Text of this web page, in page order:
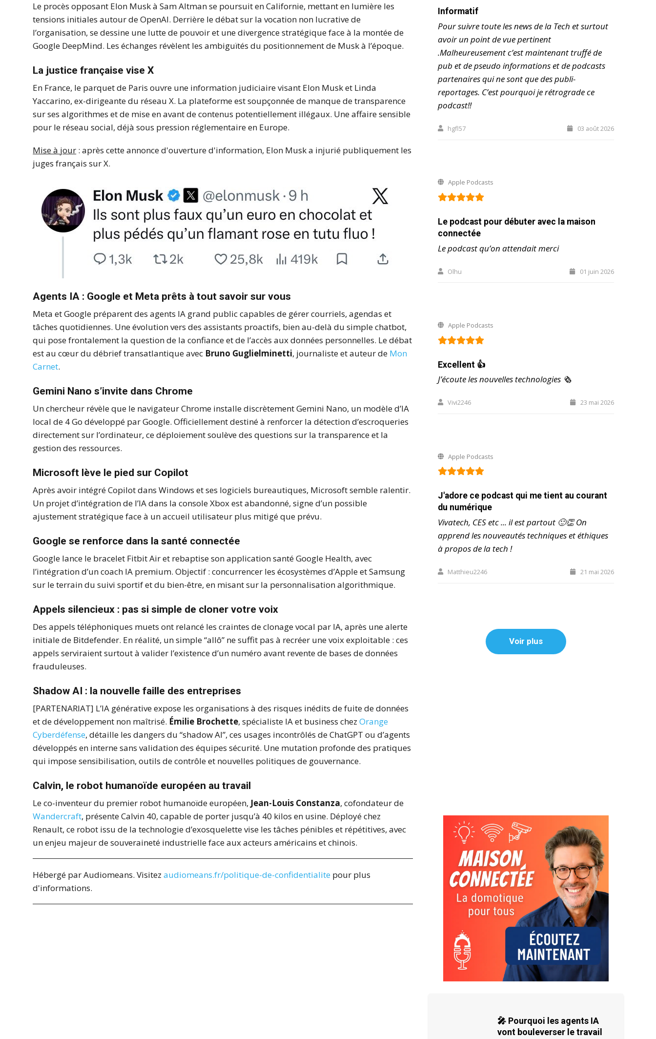
Le procès opposant Elon Musk à Sam Altman se poursuit en Californie, mettant en lumière les
tensions initiales autour de OpenAI. Derrière le débat sur la vocation non lucrative de
l’organisation, se dessine une lutte de pouvoir et une divergence stratégique face à la montée de
Google DeepMind. Les échanges révèlent les ambiguïtés du positionnement de Musk à l’époque.
La justice française vise X
En France, le parquet de Paris ouvre une information judiciaire visant Elon Musk et Linda
Yaccarino, ex-dirigeante du réseau X. La plateforme est soupçonnée de manque de transparence
sur ses algorithmes et de mise en avant de contenus potentiellement illégaux. Une affaire sensible
pour le réseau social, déjà sous pression réglementaire en Europe.
Mise à jour : après cette annonce d'ouverture d'information, Elon Musk a injurié publiquement les
juges français sur X.
Agents IA : Google et Meta prêts à tout savoir sur vous
Meta et Google préparent des agents IA grand public capables de gérer courriels, agendas et
tâches quotidiennes. Une évolution vers des assistants proactifs, bien au-delà du simple chatbot,
qui pose frontalement la question de la confiance et de l’accès aux données personnelles. Le débat
est au cœur du débrief transatlantique avec Bruno Guglielminetti, journaliste et auteur de Mon
Carnet.
Gemini Nano s’invite dans Chrome
Un chercheur révèle que le navigateur Chrome installe discrètement Gemini Nano, un modèle d’IA
local de 4 Go développé par Google. Officiellement destiné à renforcer la détection d’escroqueries
directement sur l’ordinateur, ce déploiement soulève des questions sur la transparence et la
gestion des ressources.
Microsoft lève le pied sur Copilot
Après avoir intégré Copilot dans Windows et ses logiciels bureautiques, Microsoft semble ralentir.
Un projet d’intégration de l’IA dans la console Xbox est abandonné, signe d’un possible
ajustement stratégique face à un accueil utilisateur plus mitigé que prévu.
Google se renforce dans la santé connectée
Google lance le bracelet Fitbit Air et rebaptise son application santé Google Health, avec
l’intégration d’un coach IA premium. Objectif : concurrencer les écosystèmes d’Apple et Samsung
sur le terrain du suivi sportif et du bien-être, en misant sur la personnalisation algorithmique.
Appels silencieux : pas si simple de cloner votre voix
Des appels téléphoniques muets ont relancé les craintes de clonage vocal par IA, après une alerte
initiale de Bitdefender. En réalité, un simple “allô” ne suffit pas à recréer une voix exploitable : ces
appels serviraient surtout à valider l’existence d’un numéro avant revente de bases de données
frauduleuses.
Shadow AI : la nouvelle faille des entreprises
[PARTENARIAT] L’IA générative expose les organisations à des risques inédits de fuite de données
et de développement non maîtrisé. Émilie Brochette, spécialiste IA et business chezOrange
Cyberdéfense, détaille les dangers du “shadow AI”, ces usages incontrôlés de ChatGPT ou d’agents
développés en interne sans validation des équipes sécurité. Une mutation profonde des pratiques
qui impose sensibilisation, outils de contrôle et nouvelles politiques de gouvernance.
Calvin, le robot humanoïde européen au travail
Le co-inventeur du premier robot humanoïde européen, Jean-Louis Constanza, cofondateur de
Wandercraft, présente Calvin 40, capable de porter jusqu’à 40 kilos en usine. Déployé chez
Renault, ce robot issu de la technologie d’exosquelette vise les tâches pénibles et répétitives, avec
un enjeu majeur de souveraineté industrielle face aux acteurs américains et chinois.
Hébergé par Audiomeans. Visitezaudiomeans.fr/politique-de-confidentialite pour plus
d'informations.
Informatif
Pour suivre toute les news de la Tech et surtout
avoir un point de vue pertinent
.Malheureusement c’est maintenant truffé de
pub et de pseudo informations et de podcasts
partenaires qui ne sont que des publi-
reportages. C’est pourquoi je rétrograde ce
podcast!!
hgfl57 03 août 2026
Apple Podcasts
Le podcast pour débuter avec la maison
connectée
Le podcast qu’on attendait merci
Olhu 01 juin 2026
Apple Podcasts
Excellent 👍
J’écoute les nouvelles technologies 🗞️
Vivi2246 23 mai 2026
Apple Podcasts
J'adore ce podcast qui me tient au courant
du numérique
Vivatech, CES etc ... il est partout 🙂👏 On
apprend les nouveautés techniques et éthiques
à propos de la tech !
Matthieu2246 21 mai 2026
Voir plus
🎤 Pourquoi les agents IA
vont bouleverser le travail